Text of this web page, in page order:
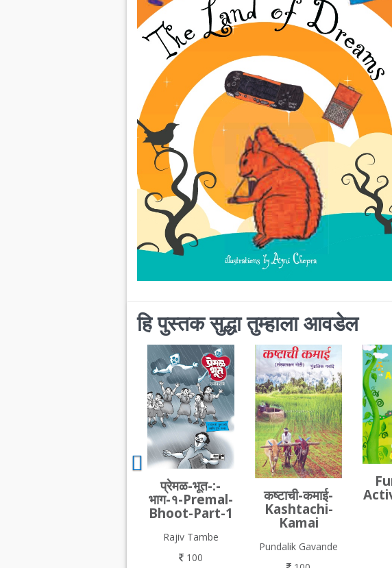
हि पुस्तक सुद्धा तुम्हाला आवडेल
प्रेमळ-भूत-:-
भाग-१-Premal-
Bhoot-Part-1
Rajiv Tambe
100
कष्टाची-कमाई-
Kashtachi-
Kamai
Pundalik Gavande